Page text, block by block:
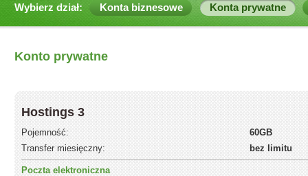
Wybierz dział: Konta biznesowe Konta prywatne
Konto prywatne
Hostings 3
Pojemność:
60GB
Transfer miesięczny:
bez limitu
Poczta elektroniczna